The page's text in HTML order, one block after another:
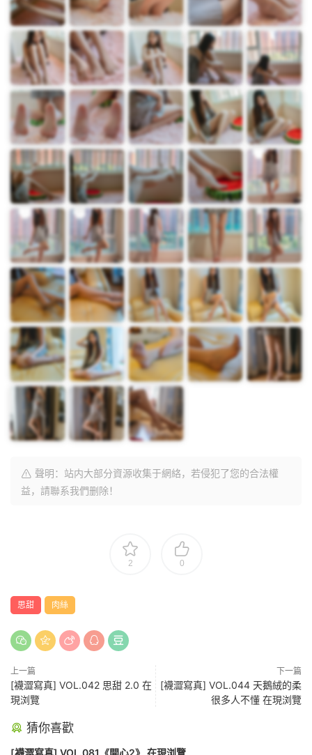
聲明：站内大部分資源收集于網絡，若侵犯了您的合法權
益，請聯系我們删除！
2 0
思甜 肉絲
上一篇
[襪澀寫真] VOL.042 思甜 2.0 在
現浏覽
下一篇
[襪澀寫真] VOL.044 天鵝絨的柔
很多人不懂 在現浏覽
猜你喜歡